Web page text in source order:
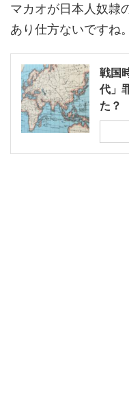
マカオが日本人奴隷
あり仕方ないですね。
戦国
代」
た？